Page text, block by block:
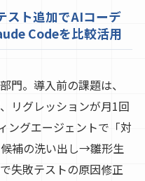
スト追加でAIコーデ
Codeを比較活用
門。導入前の課題は、
リグレッションが月1回
ングエージェントで「対
補の洗い出し→雛形生
失敗テストの原因修正